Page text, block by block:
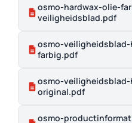
osmo-hardwax-olie-
veiligheidsblad.pdf
osmo-
farbig.pdf
osmo-
original.pdf
osmo-